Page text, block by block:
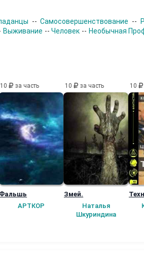
--Самосовершенствование --
Выживание --Человек -- Необычная
10 за часть
Фальшь
АРТКОР
10 за часть
Змей.
Наталья
Шкуриндина
10